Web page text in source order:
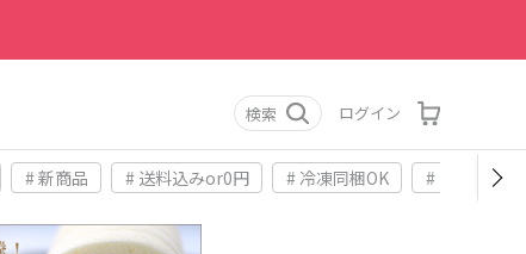
検索 ログイン
# 新商品 # 送料込みor0円 # 冷凍同梱OK # お土産